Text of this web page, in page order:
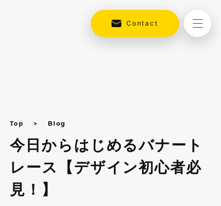
Contact
Top Blog
今日からはじめるバナート
レース【デザイン初心者必
見！】